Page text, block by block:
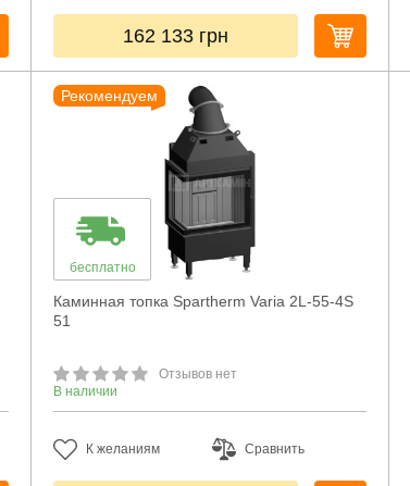
162 133 грн
Рекомендуем
бесплатно
Каминная топка Spartherm Varia 2L-55-4S
51
Отзывов нет
В наличии
К желаниям Сравнить